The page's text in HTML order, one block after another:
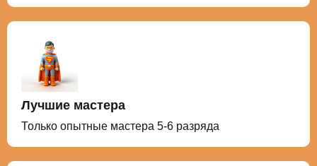
Лучшие мастера
Только опытные мастера 5-6 разряда